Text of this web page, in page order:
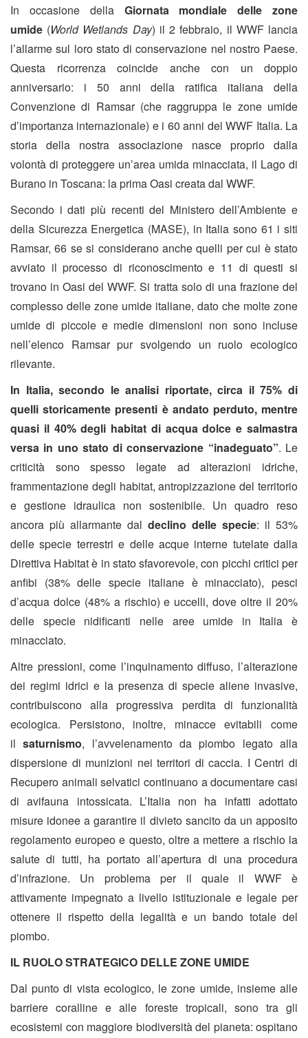
In occasione della Giornata mondiale delle zone
umide (World Wetlands Day) il 2 febbraio, il WWF lancia
l’allarme sul loro stato di conservazione nel nostro Paese.
Questa ricorrenza coincide anche con un doppio
anniversario: i 50 anni della ratifica italiana della
Convenzione di Ramsar (che raggruppa le zone umide
d’importanza internazionale) e i 60 anni del WWF Italia. La
storia della nostra associazione nasce proprio dalla
volontà di proteggere un’area umida minacciata, il Lago di
Burano in Toscana: la prima Oasi creata dal WWF.
Secondo i dati più recenti del Ministero dell’Ambiente e
della Sicurezza Energetica (MASE), in Italia sono 61 i siti
Ramsar, 66 se si considerano anche quelli per cui è stato
avviato il processo di riconoscimento e 11 di questi si
trovano in Oasi del WWF. Si tratta solo di una frazione del
complesso delle zone umide italiane, dato che molte zone
umide di piccole e medie dimensioni non sono incluse
nell’elenco Ramsar pur svolgendo un ruolo ecologico
rilevante.
In Italia, secondo le analisi riportate, circa il75% di
quelli storicamente presenti è andato perduto, mentre
quasi il 40% degli habitat di acqua dolce e salmastra
versa in uno stato di conservazione “inadeguato”. Le
criticità sono spesso legate ad alterazioni idriche,
frammentazione degli habitat, antropizzazione del territorio
e gestione idraulica non sostenibile. Un quadro reso
ancora più allarmante dal declino delle specie: il 53%
delle specie terrestri e delle acque interne tutelate dalla
Direttiva Habitat è in stato sfavorevole, con picchi critici per
anfibi (38% delle specie italiane è minacciato), pesci
d’acqua dolce (48% a rischio) e uccelli, dove oltre il 20%
delle specie nidificanti nelle aree umide in Italia è
minacciato.
Altre pressioni, come l’inquinamento diffuso, l’alterazione
dei regimi idrici e la presenza di specie aliene invasive,
contribuiscono alla progressiva perdita di funzionalità
ecologica. Persistono, inoltre, minacce evitabili come
ilsaturnismo, l’avvelenamento da piombo legato alla
dispersione di munizioni nei territori di caccia. I Centri di
Recupero animali selvatici continuano a documentare casi
di avifauna intossicata. L’Italia non ha infatti adottato
misure idonee a garantire il divieto sancito da un apposito
regolamento europeo e questo, oltre a mettere a rischio la
salute di tutti, ha portato all’apertura di una procedura
d’infrazione. Un problema per il quale il WWF è
attivamente impegnato a livello istituzionale e legale per
ottenere il rispetto della legalità e un bando totale del
piombo.
IL RUOLO STRATEGICO DELLE ZONE UMIDE
Dal punto di vista ecologico, le zone umide, insieme alle
barriere coralline e alle foreste tropicali, sono tra gli
ecosistemi con maggiore biodiversità del pianeta: ospitano